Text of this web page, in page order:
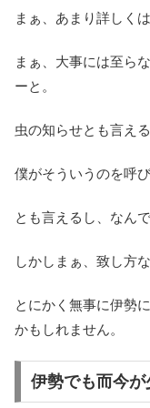
まぁ、あまり詳しく
まぁ、大事には至ら
ーと。
虫の知らせとも言え
僕がそういうのを呼
とも言えるし、なん
しかしまぁ、致し方
とにかく無事に伊勢
かもしれません。
伊勢でも而今が